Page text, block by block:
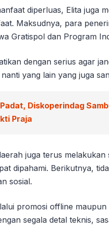
diperluas, Elita juga
Maksudnya, para
Gratispol dan Program
dengan serius agar
yang lain yang juga
Diskoperindag
Praja
juga terus melakukan
dipahami. Berikutnya,
sosial.
promosi offline
segala detal teknis,